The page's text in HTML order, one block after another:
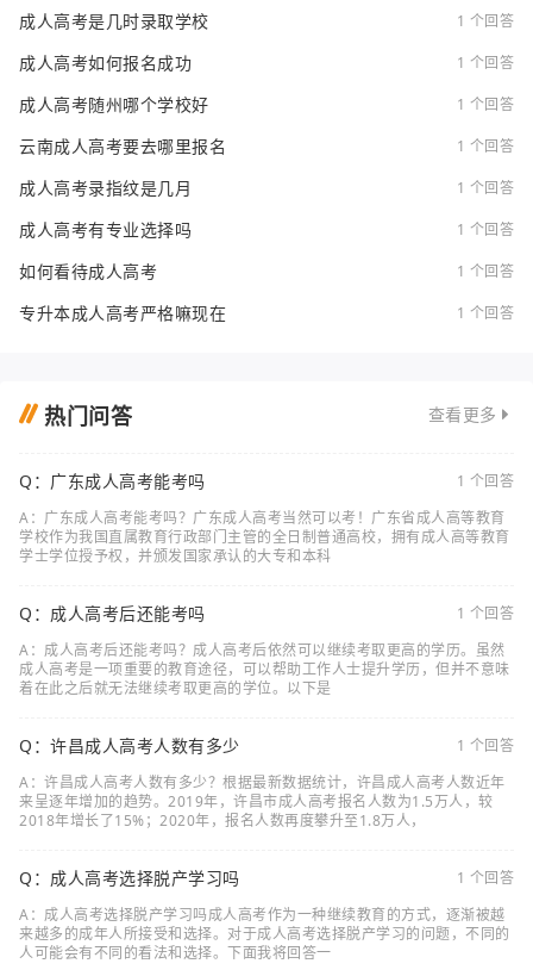
成人高考是几时录取学校 1 个回答
成人高考如何报名成功 1 个回答
成人高考随州哪个学校好 1 个回答
云南成人高考要去哪里报名 1 个回答
成人高考录指纹是几月 1 个回答
成人高考有专业选择吗 1 个回答
如何看待成人高考 1 个回答
专升本成人高考严格嘛现在 1 个回答
热门问答 查看更多
Q：广东成人高考能考吗
1 个回答
A：广东成人高考能考吗？广东成人高考当然可以考！广东省成人高等教育
学校作为我国直属教育行政部门主管的全日制普通高校，拥有成人高等教育
学士学位授予权，并颁发国家承认的大专和本科
Q：成人高考后还能考吗
1 个回答
A：成人高考后还能考吗？成人高考后依然可以继续考取更高的学历。虽然
成人高考是一项重要的教育途径，可以帮助工作人士提升学历，但并不意味
着在此之后就无法继续考取更高的学位。以下是
Q：许昌成人高考人数有多少
1 个回答
A：许昌成人高考人数有多少？根据最新数据统计，许昌成人高考人数近年
来呈逐年增加的趋势。2019年，许昌市成人高考报名人数为1.5万人，较
2018年增长了15%；2020年，报名人数再度攀升至1.8万人，
Q：成人高考选择脱产学习吗
1 个回答
A：成人高考选择脱产学习吗成人高考作为一种继续教育的方式，逐渐被越
来越多的成年人所接受和选择。对于成人高考选择脱产学习的问题，不同的
人可能会有不同的看法和选择。下面我将回答一